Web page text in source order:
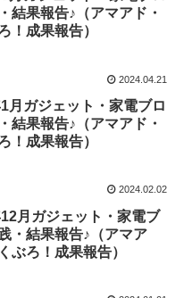
結果報告♪（アマアド・
！成果報告）
2024.04.21
月ガジェット・家電ブロ
結果報告♪（アマアド・
！成果報告）
2024.02.02
月ガジェット・家電ブ
・結果報告♪（アマア
ぶろ！成果報告）